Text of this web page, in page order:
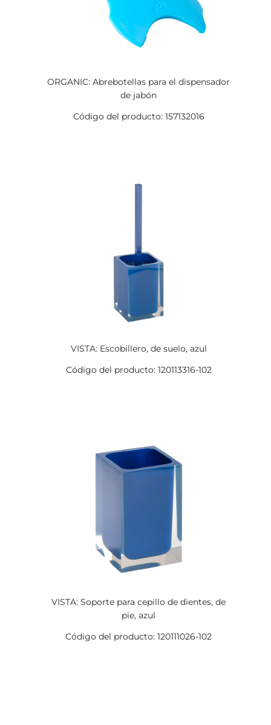
ORGANIC: Abrebotellas para el dispensador
de jabón
Código del producto: 157132016
VISTA: Escobillero, de suelo, azul
Código del producto: 120113316-102
VISTA: Soporte para cepillo de dientes, de
pie, azul
Código del producto: 120111026-102